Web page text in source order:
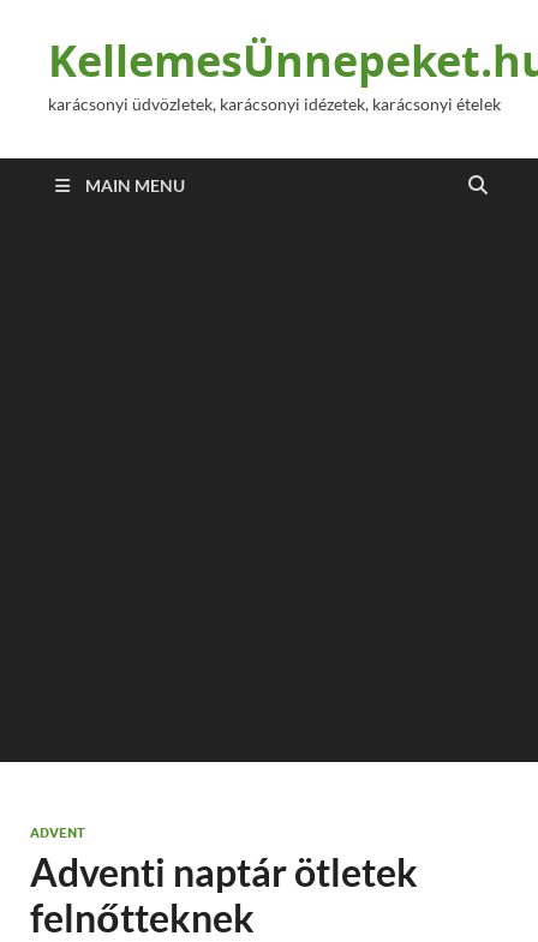
karácsonyi üdvözletek, karácsonyi idézetek, karácsonyi ételek
MAIN MENU
ADVENT
Adventi naptár ötletek
felnőtteknek